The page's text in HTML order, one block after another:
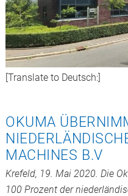
[Translate to Deutsch:]
OKUMA
MACHINES B.V
Krefeld, 19. Mai 2020. Die
100 Prozent der